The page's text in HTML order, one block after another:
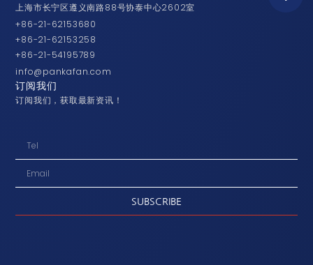
上海市长宁区遵义南路88号协泰中心2602室
+86-21-62153680
+86-21-62153258
+86-21-54195789
info@pankafan.com
订阅我们
订阅我们，获取最新资讯！
SUBSCRIBE